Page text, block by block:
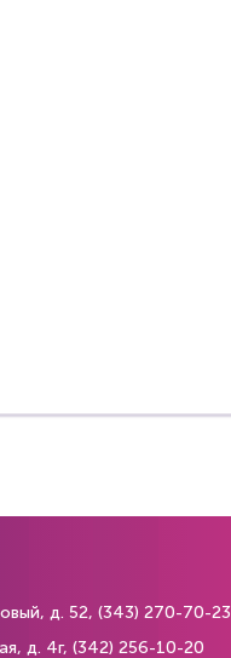
д. 52, (343) 270-70-23
д. 4г, (342) 256-10-20